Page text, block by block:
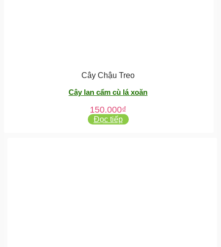
Cây Chậu Treo
Cây lan cẩm cù lá xoăn
150.000₫
Đọc tiếp